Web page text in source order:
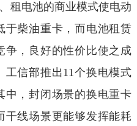
租电池的商业模式使电动
于柴油重卡，而电池租赁
争，良好的性价比使之成
工信部推出11个换电模式
中，封闭场景的换电重卡
干线场景更能够发挥能耗